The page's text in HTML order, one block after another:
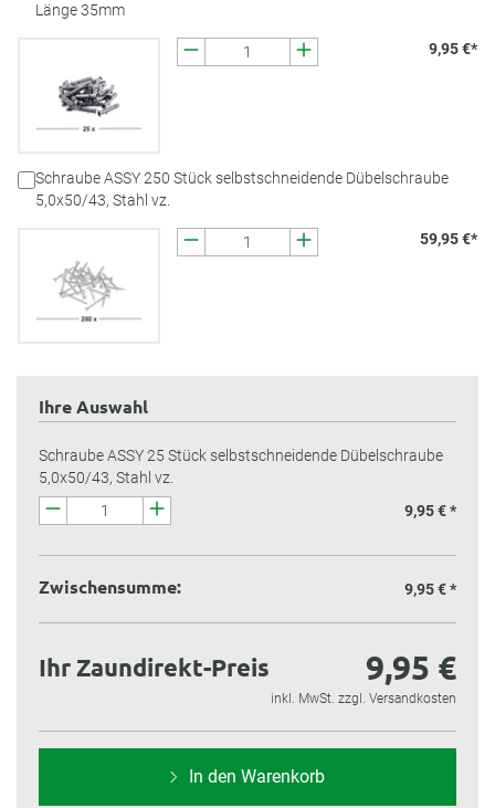
Länge 35mm
9,95 €*
Schraube ASSY 250 Stück selbstschneidende Dübelschraube
5,0x50/43, Stahl vz.
59,95 €*
Ihre Auswahl
Schraube ASSY 25 Stück selbstschneidende Dübelschraube
5,0x50/43, Stahl vz.
9,95 € *
Zwischensumme: 9,95 €*
Ihr Zaundirekt-Preis 9,95 €
inkl. MwSt. zzgl. Versandkosten
In den Warenkorb